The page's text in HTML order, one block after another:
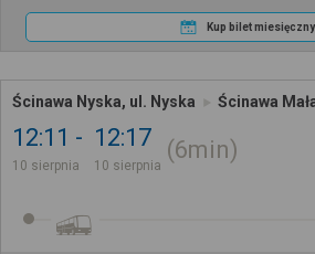
Kup bilet miesięczny
Ścinawa Nyska, ul. Nyska Ścinawa
12:11
10 sierpnia
12:17
10 sierpnia
6min